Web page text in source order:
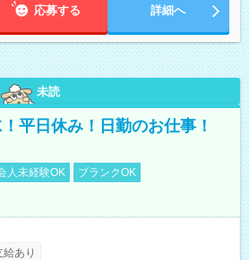
応募する 詳細へ
未読
平日休み！日勤のお仕事！
人未経験OK
ブランクOK
あり